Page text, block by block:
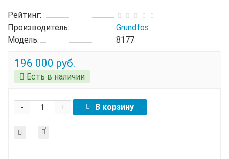
Рейтинг:
Производитель:
Grundfos
Модель:
8177
196 000 руб.
Есть в наличии
+
- В корзину